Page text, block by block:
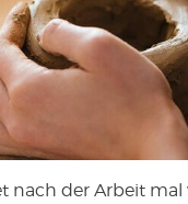
nach der Arbeit mal